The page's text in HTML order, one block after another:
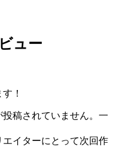
ュー
！
投稿されていません。一
イターにとって次回作